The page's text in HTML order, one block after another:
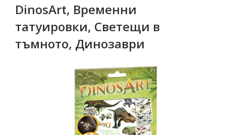
DinosArt, Временни
татуировки, Светещи в
тъмното, Динозаври